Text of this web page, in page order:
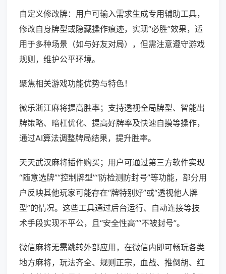
自定义修改牌：用户可输入需求生成专用辅助工具，
修改自身牌型或隐藏操作痕迹，实现“必胜”效果，适
用于多种场景（如与好友对局），但需注意遵守游戏
规则，维护公平环境。
聚焦相关游戏功能优势与特色！
微乐浙江麻将提高胜率；支持透视全局牌型、智能出
牌策略、暗杠优化、提高好牌率及快速自摸等操作，
通过AI算法调整牌局结果，提升胜率。
天天武汉麻将插件购买；用户可通过第三方软件实现
“随意选牌”“控制牌型”“防检测防封号”等功能，部分用
户反映其他玩家可能存在“牌特别好”或“透视他人牌
型”的情况。这些工具通过后台运行、自动连接等技
术手段实现不平公，且“安全性高”“不被封号”。
微信麻将无需跳转外部应用，在微信内即可畅玩各类
地方麻将，玩法齐全、规则正宗，血战、推倒胡、红